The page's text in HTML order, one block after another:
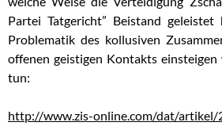
Partei Tatgericht” Beistand
Problematik des kollusiven
offenen geistigen Kontakts
tun:
http://www.zis-online.com/dat/artikel/